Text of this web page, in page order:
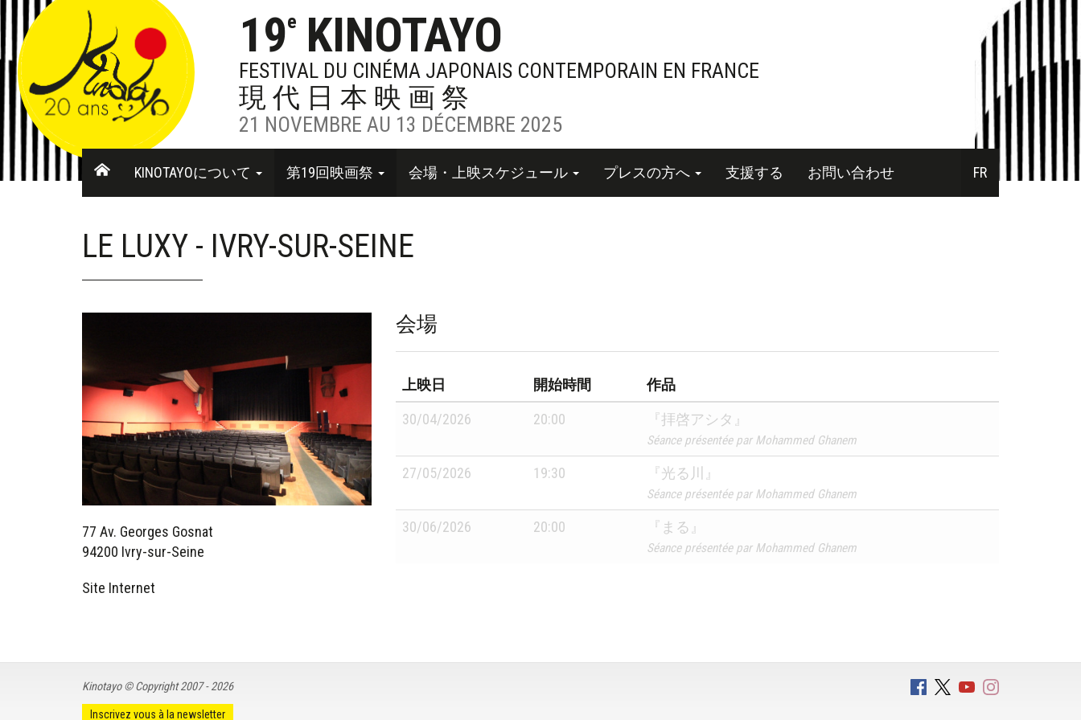
19eKINOTAYO
FESTIVAL DU CINÉMA JAPONAIS CONTEMPORAIN EN FRANCE
現代日本映画祭
21 NOVEMBRE AU 13 DÉCEMBRE 2025
KINOTAYOについて 第19回映画祭 会場・上映スケジュール プレスの方へ 支援する お問い合わせ FR
LE LUXY - IVRY-SUR-SEINE
77 Av. Georges Gosnat
94200 Ivry-sur-Seine
Site Internet
会場
上映日 開始時間 作品
30/04/2026 20:00 『拝啓アシタ』
Séance présentée par Mohammed Ghanem
27/05/2026 19:30 『光る川』
Séance présentée par Mohammed Ghanem
30/06/2026 20:00 『まる』
Séance présentée par Mohammed Ghanem
Kinotayo © Copyright 2007 - 2026
Inscrivez vous à la newsletter